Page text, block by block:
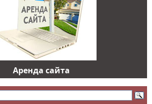
Аренда сайта